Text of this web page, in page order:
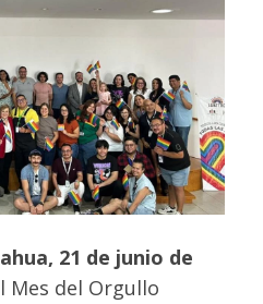
21 de junio de
Mes del Orgullo